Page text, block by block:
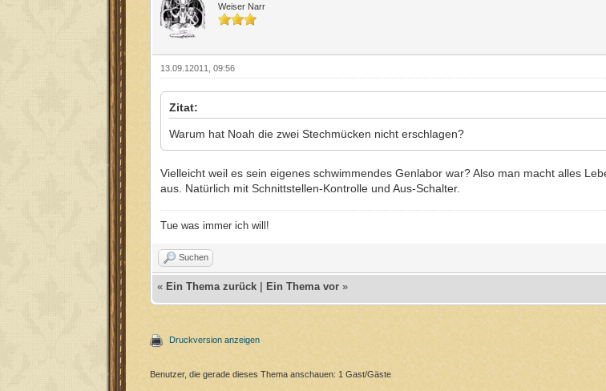
Weiser Narr
13.09.12011, 09:56
Zitat:
Warum hat Noah die zwei Stechmücken nicht erschlagen?
Vielleicht weil es sein eigenes schwimmendes Genlabor war? Also man macht alles
aus. Natürlich mit Schnittstellen-Kontrolle und Aus-Schalter.
Tue was immer ich will!
Suchen
« Ein Thema zurück Ein Thema vor »
Druckversion anzeigen
Benutzer, die gerade dieses Thema anschauen: 1 Gast/Gäste